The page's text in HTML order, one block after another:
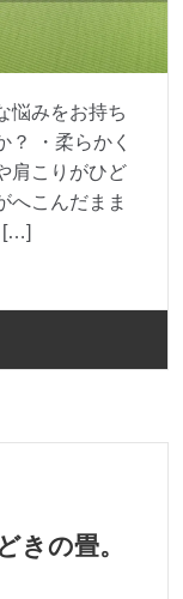
悩みをお持ち
？ ・柔らかく
肩こりがひど
へこんだまま
[…]
きの畳。